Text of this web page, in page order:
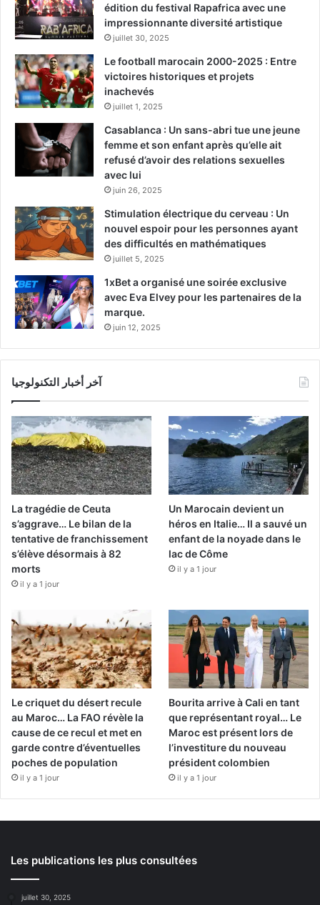
édition du festival Rapafrica avec une
impressionnante diversité artistique
juillet 30, 2025
Le football marocain 2000-2025 : Entre
victoires historiques et projets
inachevés
juillet 1, 2025
Casablanca : Un sans-abri tue une jeune
femme et son enfant après qu’elle ait
refusé d’avoir des relations sexuelles
avec lui
juin 26, 2025
Stimulation électrique du cerveau : Un
nouvel espoir pour les personnes ayant
des difficultés en mathématiques
juillet 5, 2025
1xBet a organisé une soirée exclusive
avec Eva Elvey pour les partenaires de la
marque.
juin 12, 2025
آخر أخبار التكنولوجيا
La tragédie de Ceuta
s’aggrave… Le bilan de la
tentative de franchissement
s’élève désormais à 82
morts
il y a 1 jour
Un Marocain devient un
héros en Italie… Il a sauvé un
enfant de la noyade dans le
lac de Côme
il y a 1 jour
Le criquet du désert recule
au Maroc… La FAO révèle la
cause de ce recul et met en
garde contre d’éventuelles
poches de population
il y a 1 jour
Bourita arrive à Cali en tant
que représentant royal… Le
Maroc est présent lors de
l’investiture du nouveau
président colombien
il y a 1 jour
Les publications les plus consultées
juillet 30, 2025